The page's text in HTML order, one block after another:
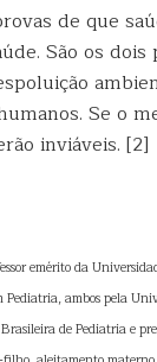
de que
São os
Se o
inviáveis. [2]
emérito da
ambos pela
de Pediatria e